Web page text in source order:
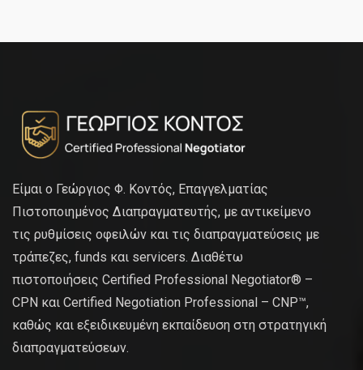
Είμαι ο Γεώργιος Φ. Κοντός, Επαγγελματίας
Πιστοποιημένος Διαπραγματευτής, με αντικείμενο
τις ρυθμίσεις οφειλών και τις διαπραγματεύσεις με
τράπεζες, funds και servicers. Διαθέτω
πιστοποιήσεις Certified Professional Negotiator® –
CPN και Certified Negotiation Professional – CNP™,
καθώς και εξειδικευμένη εκπαίδευση στη στρατηγική
διαπραγματεύσεων.